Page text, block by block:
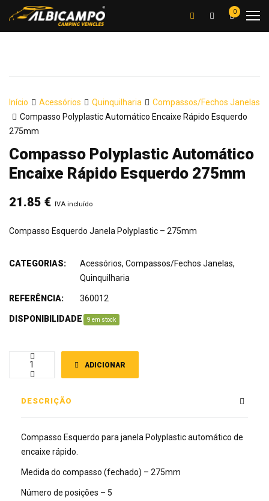
0
Início Acessórios Quinquilharia
Compassos/Fechos Janelas
Compasso Polyplastic Automático Encaixe Rápido Esquerdo
275mm
Compasso Polyplastic Automático
Encaixe Rápido Esquerdo 275mm
21.85 € IVA incluído
Compasso Esquerdo Janela Polyplastic – 275mm
ADICIONAR
CATEGORIAS: Acessórios, Compassos/Fechos Janelas,
Quinquilharia
REFERÊNCIA: 360012
DISPONIBILIDADE: 9 em stock
DESCRIÇÃO
Compasso Esquerdo para janela Polyplastic automático de
encaixe rápido.
Medida do compasso (fechado) – 275mm
Número de posições – 5